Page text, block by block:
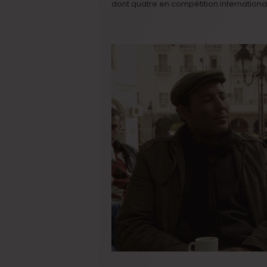
dont quatre en compétition